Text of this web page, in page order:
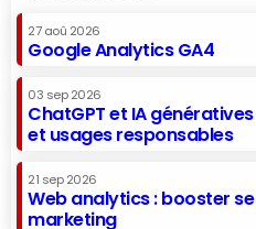
27 aoû 2026
Google Analytics GA4
03 sep 2026
ChatGPT et IA
et usages responsables
21 sep 2026
Web analytics : booster
marketing